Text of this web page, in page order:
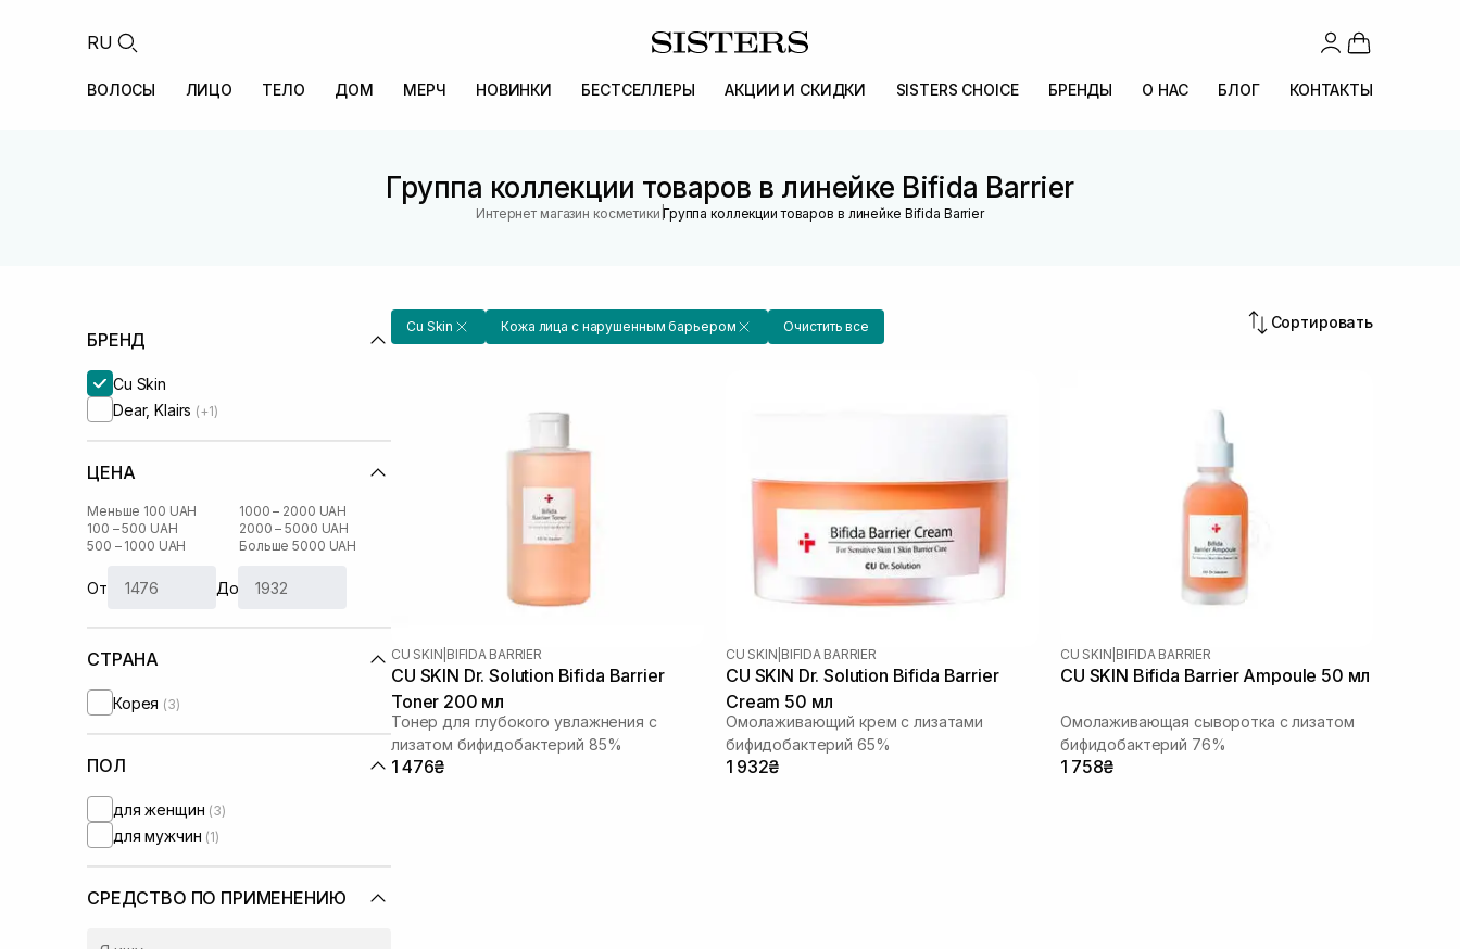
RU
ВОЛОСЫ ЛИЦО ТЕЛО ДОМ МЕРЧ НОВИНКИ БЕСТСЕЛЛЕРЫ АКЦИИ И СКИДКИ SISTERS CHOICE БРЕНДЫ О НАС БЛОГ КОНТАКТЫ
Группа коллекции товаров в линейке Bifida Barrier
Интернет магазин косметики |Группа коллекции товаров в линейке Bifida Barrier
БРЕНД
Cu Skin
Dear, Klairs (+1)
ЦЕНА
Меньше 100 UAH
100 – 500 UAH
500 – 1000 UAH
1000 – 2000 UAH
2000 – 5000 UAH
Больше 5000 UAH
От До
СТРАНА
Корея (3)
ПОЛ
для женщин (3)
для мужчин (1)
СРЕДСТВО ПО ПРИМЕНЕНИЮ
Cu Skin Кожа лица с нарушенным барьером Очистить все Сортировать
CU SKIN BIFIDA BARRIER
CU SKIN Dr. Solution Bifida Barrier
Toner 200 мл
Тонер для глубокого увлажнения с
лизатом бифидобактерий 85%
1 476₴
CU SKIN BIFIDA BARRIER
CU SKIN Dr. Solution Bifida Barrier
Cream 50 мл
Омолаживающий крем с лизатами
бифидобактерий 65%
1 932₴
CU SKIN BIFIDA BARRIER
CU SKIN Bifida Barrier Ampoule 50 мл
Омолаживающая сыворотка с лизатом
бифидобактерий 76%
1 758₴